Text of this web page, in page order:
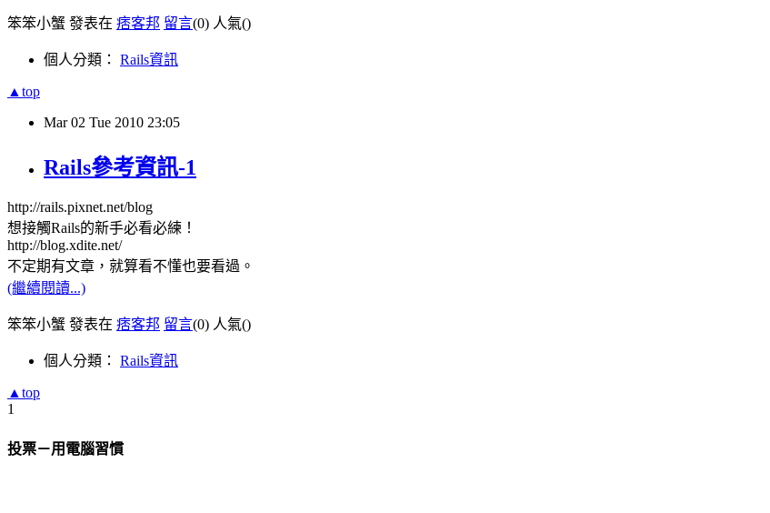
笨笨小蟹 發表在 痞客邦 留言(0) 人氣()
個人分類： Rails資訊
▲top
Mar 02 Tue 2010 23:05
Rails參考資訊-1
http://rails.pixnet.net/blog
想接觸Rails的新手必看必練！
http://blog.xdite.net/
不定期有文章，就算看不懂也要看過。
(繼續閱讀...)
笨笨小蟹 發表在 痞客邦 留言(0) 人氣()
個人分類： Rails資訊
▲top
1
投票－用電腦習慣